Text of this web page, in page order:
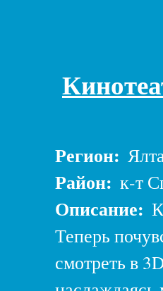
Регион:
Район: к-т
Описание:
Теперь
смотреть в